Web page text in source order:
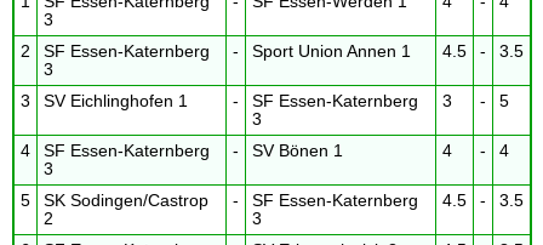
3
2
SF Essen-Katernberg
3
- Sport Union Annen 1 4.5 - 3.5
3 SV Eichlinghofen 1 -
SF Essen-Katernberg
3
3 - 5
4
SF Essen-Katernberg
3
- SV Bönen 1 4 - 4
5
SK Sodingen/Castrop
2
-
SF Essen-Katernberg
3
4.5 - 3.5